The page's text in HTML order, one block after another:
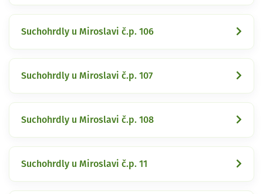
Suchohrdly u Miroslavi č.p. 106
Suchohrdly u Miroslavi č.p. 107
Suchohrdly u Miroslavi č.p. 108
Suchohrdly u Miroslavi č.p. 11